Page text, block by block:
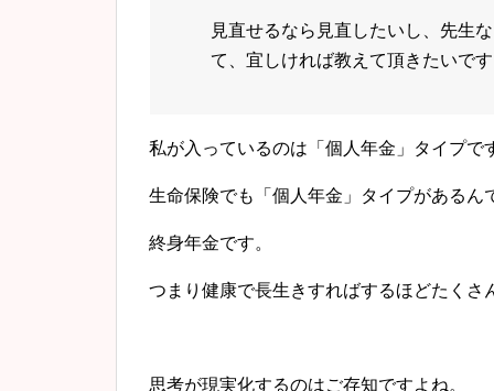
見直せるなら見直したいし、先生
て、宜しければ教えて頂きたいで
私が入っているのは「個人年金」タイプで
生命保険でも「個人年金」タイプがあるん
終身年金です。
つまり健康で長生きすればするほどたく
思考が現実化するのはご存知ですよね。